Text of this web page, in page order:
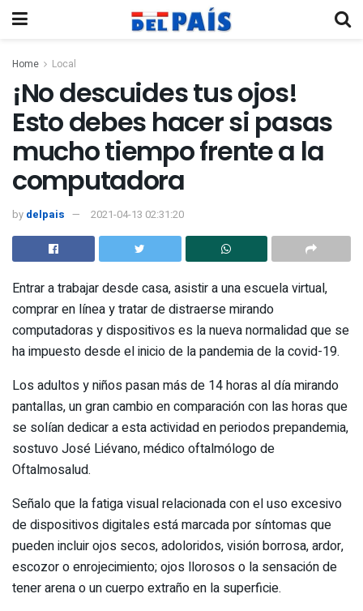
Home Local
¡No descuides tus ojos!
Esto debes hacer si pasas
mucho tiempo frente a la
computadora
by delpais 2021-04-13 02:31:20
Entrar a trabajar desde casa, asistir a una escuela virtual,
comprar en línea y tratar de distraerse mirando
computadoras y dispositivos es la nueva normalidad que se
ha impuesto desde el inicio de la pandemia de la covid-19.
Los adultos y niños pasan más de 14 horas al día mirando
pantallas, un gran cambio en comparación con las horas que
se solían dedicar a esta actividad en periodos prepandemia,
sostuvo José Liévano, médico oftalmólogo de
Oftalmosalud.
Señalo que la fatiga visual relacionada con el uso excesivo
de dispositivos digitales está marcada por síntomas que
pueden incluir ojos secos, adoloridos, visión borrosa, ardor,
escozor o enrojecimiento; ojos llorosos o la sensación de
tener arena o un cuerpo extraño en la superficie.